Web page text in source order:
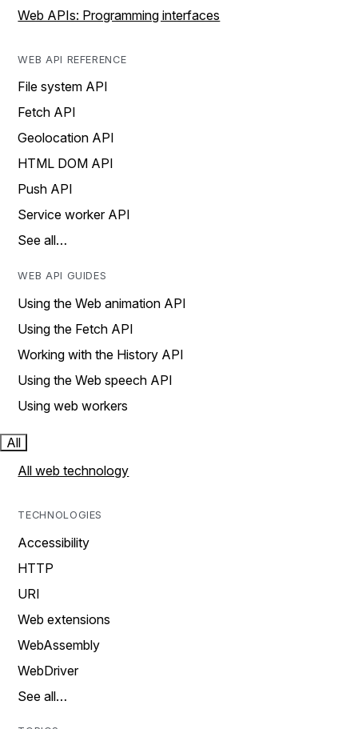
Web APIs: Programming interfaces
WEB API REFERENCE
File system API
Fetch API
Geolocation API
HTML DOM API
Push API
Service worker API
See all…
WEB API GUIDES
Using the Web animation API
Using the Fetch API
Working with the History API
Using the Web speech API
Using web workers
All
All web technology
TECHNOLOGIES
Accessibility
HTTP
URI
Web extensions
WebAssembly
WebDriver
See all…